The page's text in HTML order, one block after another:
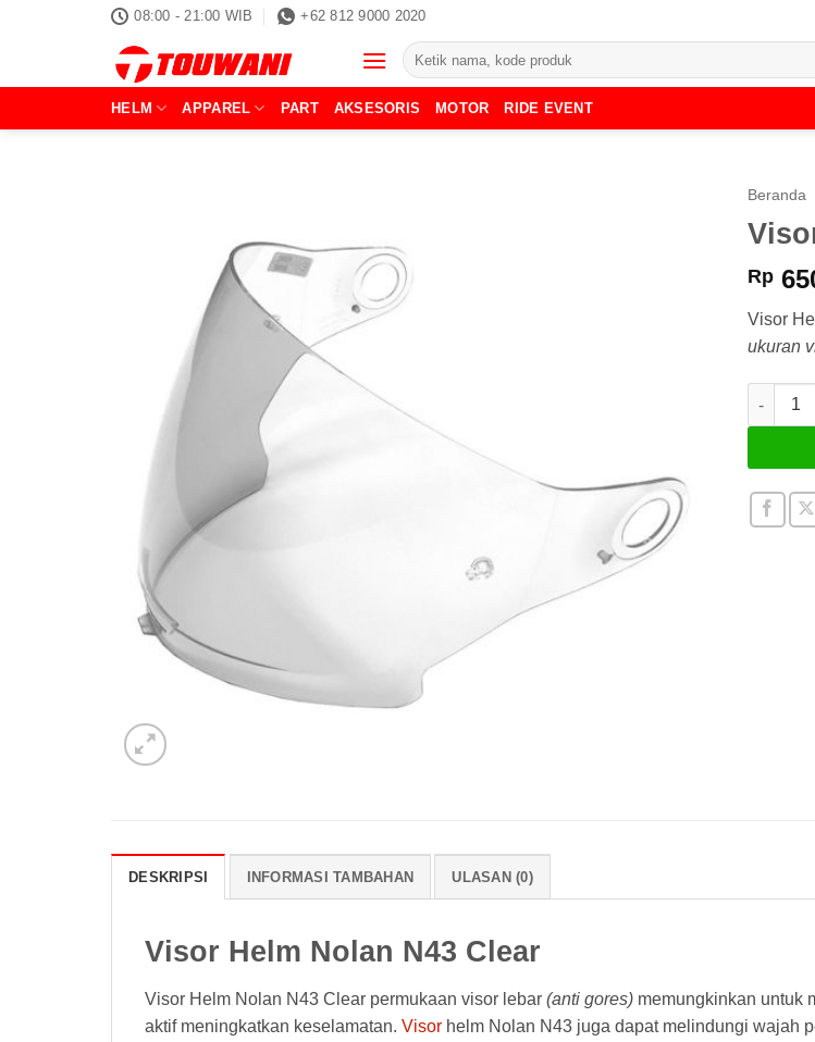
08:00 - 21:00 WIB +62 812 9000 2020
Pencarian
untuk:
HELM APPAREL PART AKSESORIS MOTOR RIDE EVENT
Beranda
Rp
Visor
ukuran
DESKRIPSI INFORMASI TAMBAHAN ULASAN (0)
Visor Helm Nolan N43 Clear
Visor Helm Nolan N43 Clear permukaan visor lebar (anti gores) memungkinkan untuk
aktif meningkatkan keselamatan. Visor helm Nolan N43 juga dapat melindungi wajah